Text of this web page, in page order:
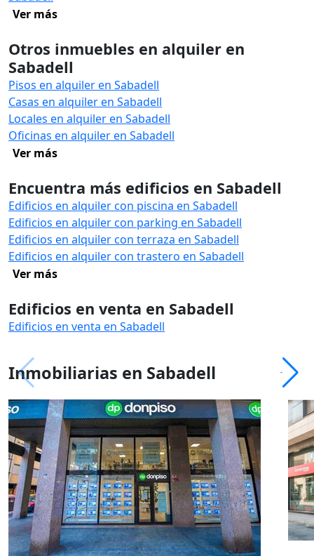
Ver más
Otros inmuebles en alquiler en
Sabadell
Pisos en alquiler en Sabadell
Casas en alquiler en Sabadell
Locales en alquiler en Sabadell
Oficinas en alquiler en Sabadell
Ver más
Encuentra más edificios en Sabadell
Edificios en alquiler con piscina en Sabadell
Edificios en alquiler con parking en Sabadell
Edificios en alquiler con terraza en Sabadell
Edificios en alquiler con trastero en Sabadell
Ver más
Edificios en venta en Sabadell
Edificios en venta en Sabadell
Inmobiliarias en Sabadell